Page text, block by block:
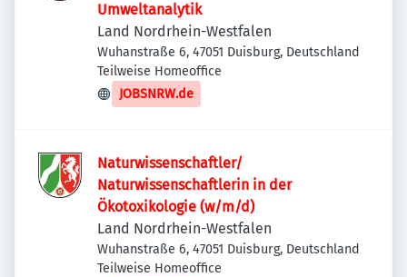
Umweltanalytik
Land Nordrhein-Westfalen
Wuhanstraße 6, 47051 Duisburg, Deutschland
Teilweise Homeoffice
JOBSNRW.de
Naturwissenschaftler/
Naturwissenschaftlerin in der
Ökotoxikologie (w/m/d)
Land Nordrhein-Westfalen
Wuhanstraße 6, 47051 Duisburg, Deutschland
Teilweise Homeoffice